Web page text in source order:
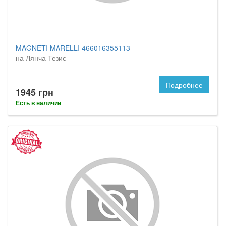
MAGNETI MARELLI 466016355113
на Лянча Тезис
1945 грн
Есть в наличии
Подробнее